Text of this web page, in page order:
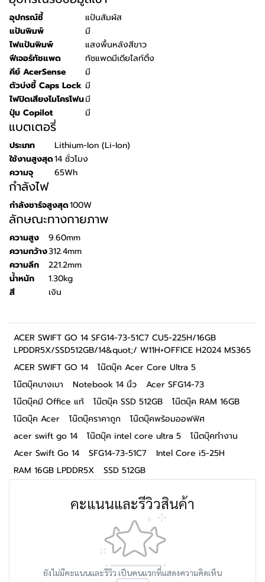
อุปกรณ์ชี้
แป้นสัมผัส
แป้นพิมพ์
มี
ไฟแป้นพิมพ์
แสงพื้นหลังสีขาว
ฟีเจอร์ทัชแพด
ทัชแพดมีเดียไลท์ติ้ง
คีย์ AcerSense
มี
ตัวบ่งชี้ Caps Lock มี
ไฟปิดเสียงไมโครโฟนมี
ปุ่ม Copilot
มี
แบตเตอรี่
ประเภท
Lithium-Ion (Li-Ion)
ใช้งานสูงสุด14 ชั่วโมง
ความจุ
65Wh
กำลังไฟ
กำลังชาร์จสูงสุด100W
ลักษณะทางกายภาพ
ความสูง
9.60mm
ความกว้าง312.4mm
ความลึก
221.2mm
น้ำหนัก
1.30kg
สี
เงิน
ACER SWIFT GO 14 SFG14-73-51C7 CU5-225H/16GB
LPDDR5X/SSD512GB/14&quot;/ W11H+OFFICE H2024 MS365
ACER SWIFT GO 14
โน๊ตบุ๊ค Acer Core Ultra 5
โน๊ตบุ๊คบางเบา
Notebook 14 นิ้ว
Acer SFG14-73
โน๊ตบุ๊คมี Office แท้
โน๊ตบุ๊ค SSD 512GB
โน๊ตบุ๊ค RAM 16GB
โน๊ตบุ๊ค Acer
โน๊ตบุ๊คราคาถูก
โน๊ตบุ๊คพร้อมออฟฟิศ
acer swift go 14
โน๊ตบุ๊ค intel core ultra 5
โน๊ตบุ๊คทำงาน
Acer Swift Go 14
SFG14-73-51C7
Intel Core i5-25H
RAM 16GB LPDDR5X
SSD 512GB
คะแนนและรีวิวสินค้า
ยังไม่มีคะแนนและรีวิว เป็นคนแรกที่แสดงความคิดเห็น